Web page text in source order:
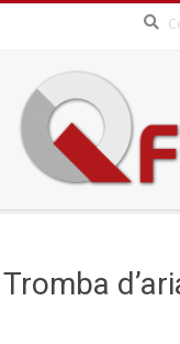
content
Menu
Tromba